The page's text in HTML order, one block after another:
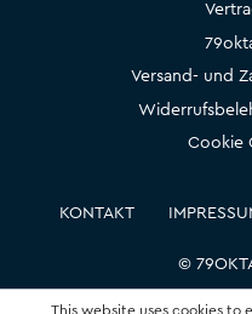
Versand- und
Cookie
©
KONTAKT
This website uses cookies to